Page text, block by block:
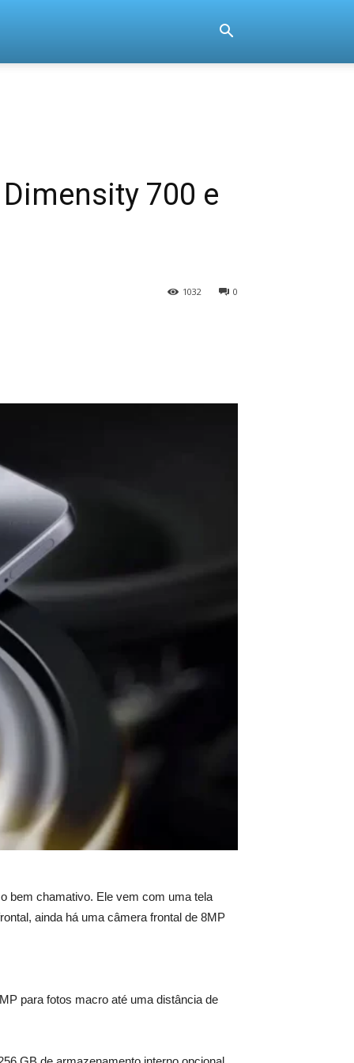
700 e
0
1032
bem chamativo. Ele vem com uma tela
ainda há uma câmera frontal de 8MP
para fotos macro até uma distância de